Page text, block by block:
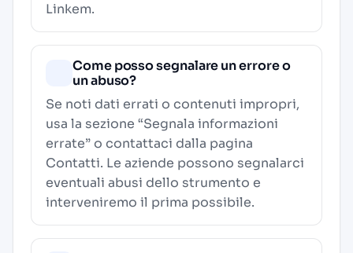
Linkem.
Come posso segnalare un errore o
un abuso?
Se noti dati errati o contenuti impropri,
usa la sezione “Segnala informazioni
errate” o contattaci dalla pagina
Contatti. Le aziende possono segnalarci
eventuali abusi dello strumento e
interveniremo il prima possibile.